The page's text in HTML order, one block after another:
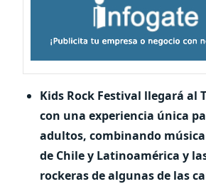
Kids Rock Festival llegará al
con una experiencia única
adultos, combinando
de Chile y Latinoamérica y
rockeras de algunas de las